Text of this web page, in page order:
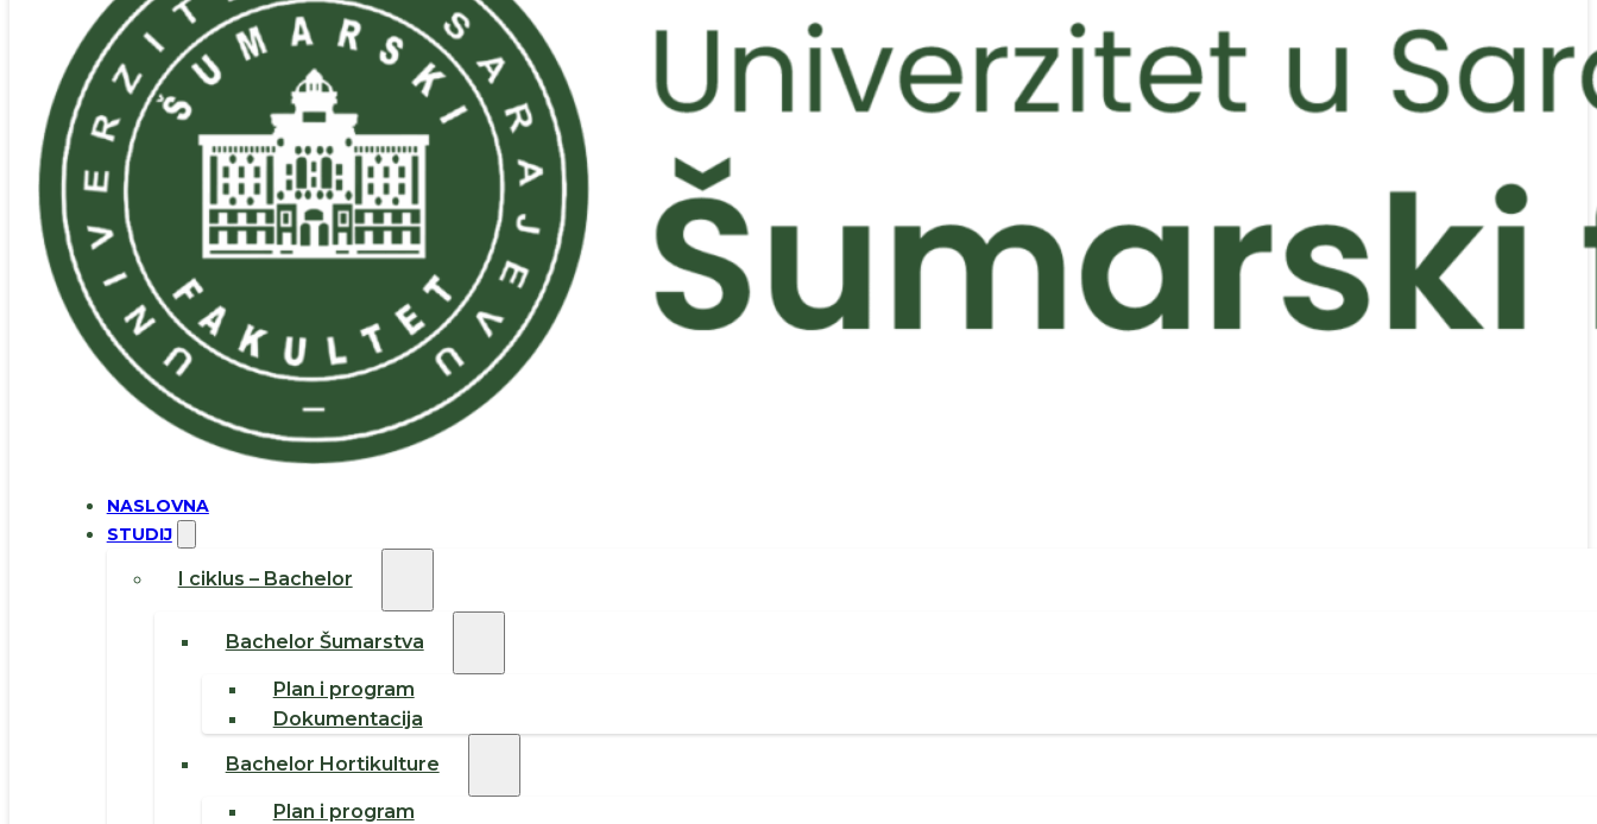
NASLOVNA
STUDIJ
I ciklus – Bachelor
Bachelor Šumarstva
Plan i program
Dokumentacija
Bachelor Hortikulture
Plan i program